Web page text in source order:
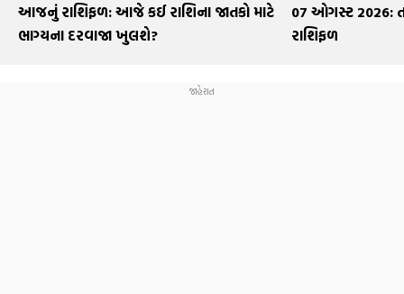
આજનું રાશિફળ: આજે કઈ રાશિના જાતકો માટે
ભાગ્યના દરવાજા ખુલશે?
07 ઓગસ્ટ 2026:
રાશિફળ